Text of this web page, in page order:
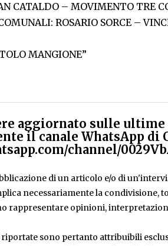
CATALDO – MOVIMENTO TRE
ROSARIO SORCE –
MANGIONE”
aggiornato sulle
il canale WhatsApp di
channel/
di un articolo e/o di
necessariamente la condivisione,
rappresentare opinioni,
sono pertanto attribuibili